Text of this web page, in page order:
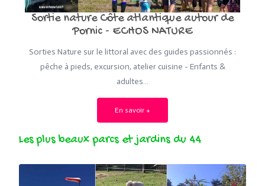
Sortie nature Côte atlantique autour de
Pornic - ECHOS NATURE
Sorties Nature sur le littoral avec des guides passionnés :
pêche à pieds, excursion, atelier cuisine - Enfants &
adultes…
En savoir +
Les plus beaux parcs et jardins du 44